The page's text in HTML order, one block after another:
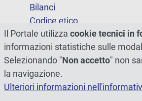
Bilanci
Codice etico
FOIA
Note legali
Il Portale utilizza cookie tecnici in
informazioni statistiche sulle
Selezionando "Non accetto" non
la navigazione.
Ulteriori informazioni